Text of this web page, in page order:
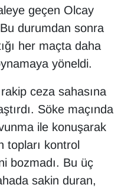
geçen Olcay
durumdan sonra
her maçta daha
yöneldi.
ceza sahasına
Söke maçında
ile konuşarak
topları kontrol
bozmadı. Bu üç
sakin duran,